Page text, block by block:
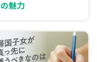
の魅力